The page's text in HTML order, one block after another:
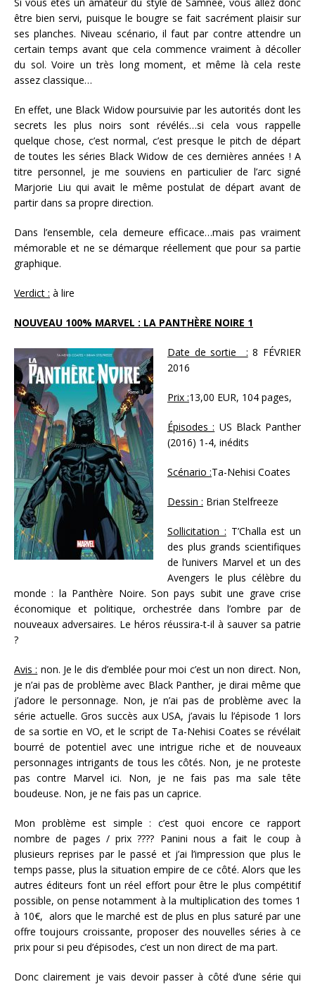
être bien servi, puisque le bougre se fait sacrément plaisir sur
ses planches. Niveau scénario, il faut par contre attendre un
certain temps avant que cela commence vraiment à décoller
du sol. Voire un très long moment, et même là cela reste
assez classique…
En effet, une Black Widow poursuivie par les autorités dont les
secrets les plus noirs sont révélés…si cela vous rappelle
quelque chose, c’est normal, c’est presque le pitch de départ
de toutes les séries Black Widow de ces dernières années ! A
titre personnel, je me souviens en particulier de l’arc signé
Marjorie Liu qui avait le même postulat de départ avant de
partir dans sa propre direction.
Dans l’ensemble, cela demeure efficace…mais pas vraiment
mémorable et ne se démarque réellement que pour sa partie
graphique.
Verdict : à lire
NOUVEAU 100% MARVEL : LA PANTHÈRE NOIRE 1
Date de sortie : 8 FÉVRIER
2016
Prix :13,00 EUR, 104 pages,
Épisodes : US Black Panther
(2016) 1-4, inédits
Scénario :Ta-Nehisi Coates
Dessin : Brian Stelfreeze
Sollicitation : T’Challa est un
des plus grands scientifiques
de l’univers Marvel et un des
Avengers le plus célèbre du
monde : la Panthère Noire. Son pays subit une grave crise
économique et politique, orchestrée dans l’ombre par de
nouveaux adversaires. Le héros réussira-t-il à sauver sa patrie
?
Avis : non. Je le dis d’emblée pour moi c’est un non direct. Non,
je n’ai pas de problème avec Black Panther, je dirai même que
j’adore le personnage. Non, je n’ai pas de problème avec la
série actuelle. Gros succès aux USA, j’avais lu l’épisode 1 lors
de sa sortie en VO, et le script de Ta-Nehisi Coates se révélait
bourré de potentiel avec une intrigue riche et de nouveaux
personnages intrigants de tous les côtés. Non, je ne proteste
pas contre Marvel ici. Non, je ne fais pas ma sale tête
boudeuse. Non, je ne fais pas un caprice.
Mon problème est simple : c’est quoi encore ce rapport
nombre de pages / prix ???? Panini nous a fait le coup à
plusieurs reprises par le passé et j’ai l’impression que plus le
temps passe, plus la situation empire de ce côté. Alors que les
autres éditeurs font un réel effort pour être le plus compétitif
possible, on pense notamment à la multiplication des tomes 1
à 10€, alors que le marché est de plus en plus saturé par une
offre toujours croissante, proposer des nouvelles séries à ce
prix pour si peu d’épisodes, c’est un non direct de ma part.
Donc clairement je vais devoir passer à côté d’une série qui